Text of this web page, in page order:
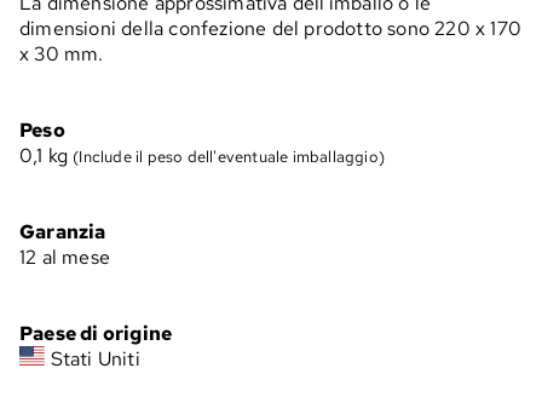
dimensioni della confezione del prodotto sono 220 x 170
x 30 mm.
Peso
0,1 kg (Include il peso dell'eventuale imballaggio)
Garanzia
12 al mese
Paese di origine
Stati Uniti